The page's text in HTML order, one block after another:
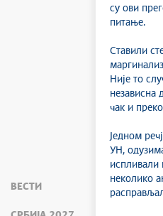
ВЕСТИ
су ови
питање.
Ставили
Није то
независна
чак и
Једном
УН,
испливали
неколико